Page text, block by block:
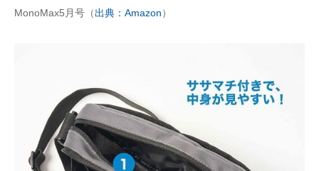
MonoMax5月号（出典：Amazon）